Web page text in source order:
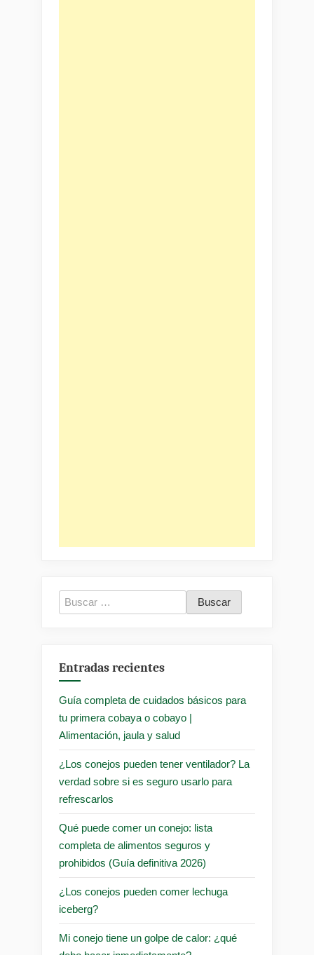
Buscar:
Entradas recientes
Guía completa de cuidados básicos para
tu primera cobaya o cobayo |
Alimentación, jaula y salud
¿Los conejos pueden tener ventilador? La
verdad sobre si es seguro usarlo para
refrescarlos
Qué puede comer un conejo: lista
completa de alimentos seguros y
prohibidos (Guía definitiva 2026)
¿Los conejos pueden comer lechuga
iceberg?
Mi conejo tiene un golpe de calor: ¿qué